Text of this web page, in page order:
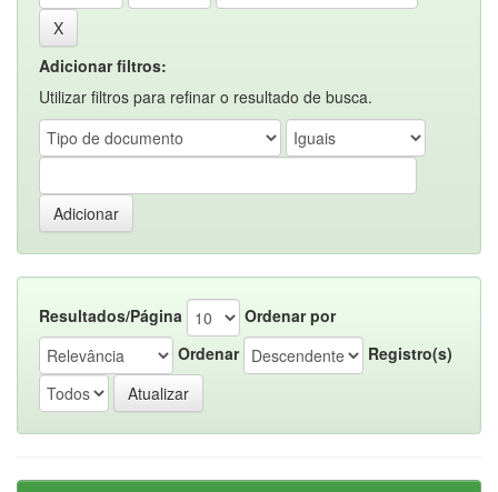
Adicionar filtros:
Utilizar filtros para refinar o resultado de busca.
Resultados/Página
Ordenar por
Ordenar
Registro(s)